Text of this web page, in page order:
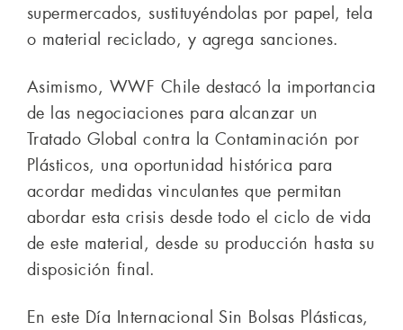
supermercados, sustituyéndolas por papel, tela
o material reciclado, y agrega sanciones.
Asimismo, WWF Chile destacó la importancia
de las negociaciones para alcanzar un
Tratado Global contra la Contaminación por
Plásticos, una oportunidad histórica para
acordar medidas vinculantes que permitan
abordar esta crisis desde todo el ciclo de vida
de este material, desde su producción hasta su
disposición final.
En este Día Internacional Sin Bolsas Plásticas,